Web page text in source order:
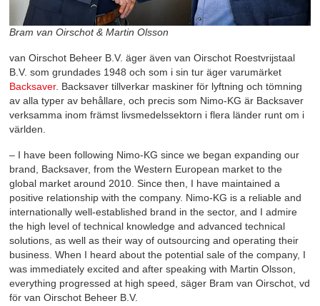
Bram van Oirschot & Martin Olsson
van Oirschot Beheer B.V. äger även van Oirschot Roestvrijstaal
B.V. som grundades 1948 och som i sin tur äger varumärket
Backsaver. Backsaver tillverkar maskiner för lyftning och tömning
av alla typer av behållare, och precis som Nimo-KG är Backsaver
verksamma inom främst livsmedelssektorn i flera länder runt om i
världen.
– I have been following Nimo-KG since we began expanding our
brand, Backsaver, from the Western European market to the
global market around 2010. Since then, I have maintained a
positive relationship with the company. Nimo-KG is a reliable and
internationally well-established brand in the sector, and I admire
the high level of technical knowledge and advanced technical
solutions, as well as their way of outsourcing and operating their
business. When I heard about the potential sale of the company, I
was immediately excited and after speaking with Martin Olsson,
everything progressed at high speed, säger Bram van Oirschot, vd
för van Oirschot Beheer B.V.